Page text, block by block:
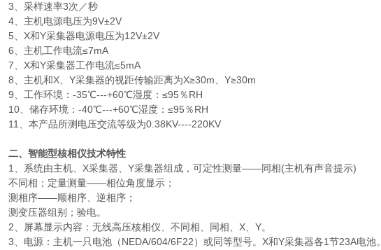
3、采样速率3次／秒
4、主机电源电压为9V±2V
5、X和Y采集器电源电压为12V±2V
6、主机工作电流≤7mA
7、X和Y采集器工作电流≤5mA
8、主机和X、Y采集器的视距传输距离为X≥30m、Y≥30m
9、工作环境：-35℃---+60℃湿度：≤95％RH
10、储存环境：-40℃---+60℃湿度：≤95％RH
11、本产品所测电压交流等级为0.38KV----220KV
二、智能型核相仪技术特性
1、系统由主机、X采集器、Y采集器组成，可定性测量——同相(主机有声音提示)
不同相；定量测量——相位角度显示；
测相序——顺相序、逆相序；
测变压器组别；验电。
2、屏幕显示内容：无线高压核相仪、不同相、同相、X、Y。
3、电源：主机一只电池（NEDA/604/6F22）或同等型号。X和Y采集器各1节23A电池。